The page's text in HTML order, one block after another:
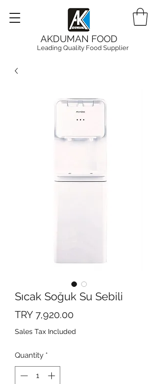
Leading Quality Food Supplier
AKDUMAN FOOD
Sıcak Soğuk Su Sebili
TRY 7,920.00Price
Sales Tax Included
Quantity *